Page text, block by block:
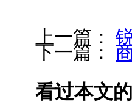
上一篇：
下一篇：
看过本文